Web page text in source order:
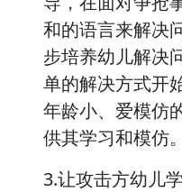
和的语言来解决
步培养幼儿解决
单的解决方式开
年龄小、爱模仿
供其学习和模仿。
3.让攻击方幼儿